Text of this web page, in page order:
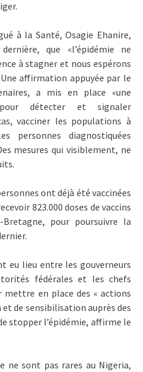
à la Santé, Osagie Ehanire,
que «l’épidémie ne
à stagner et nous espérons
affirmation appuyée par le
a mis en place «une
détecter et signaler
vacciner les populations à
diagnostiquées
mesures qui visiblement, ne
ont déjà été vaccinées
823.000 doses de vaccins
Bretagne, pour poursuivre la
eu lieu entre les gouverneurs
fédérales et les chefs
en place des « actions
de sensibilisation auprès des
stopper l’épidémie, affirme le
ne sont pas rares au Nigeria,